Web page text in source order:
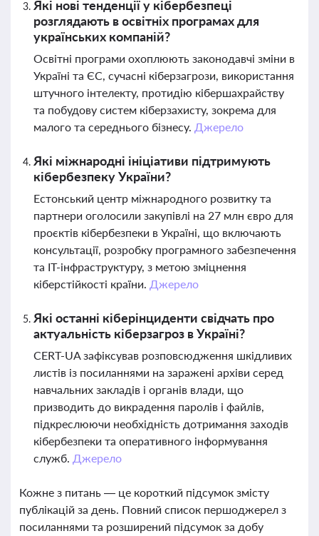
Які нові тенденції у кібербезпеці
розглядають в освітніх програмах для
українських компаній?
Освітні програми охоплюють законодавчі зміни в
Україні та ЄС, сучасні кіберзагрози, використання
штучного інтелекту, протидію кібершахрайству
та побудову систем кіберзахисту, зокрема для
малого та середнього бізнесу. Джерело
Які міжнародні ініціативи підтримують
кібербезпеку України?
Естонський центр міжнародного розвитку та
партнери оголосили закупівлі на 27 млн євро для
проєктів кібербезпеки в Україні, що включають
консультації, розробку програмного забезпечення
та ІТ-інфраструктуру, з метою зміцнення
кіберстійкості країни. Джерело
Які останні кіберінциденти свідчать про
актуальність кіберзагроз в Україні?
CERT-UA зафіксував розповсюдження шкідливих
листів із посиланнями на заражені архіви серед
навчальних закладів і органів влади, що
призводить до викрадення паролів і файлів,
підкреслюючи необхідність дотримання заходів
кібербезпеки та оперативного інформування
служб. Джерело
Кожне з питань — це короткий підсумок змісту
публікацій за день. Повний список першоджерел з
посиланнями та розширений підсумок за добу